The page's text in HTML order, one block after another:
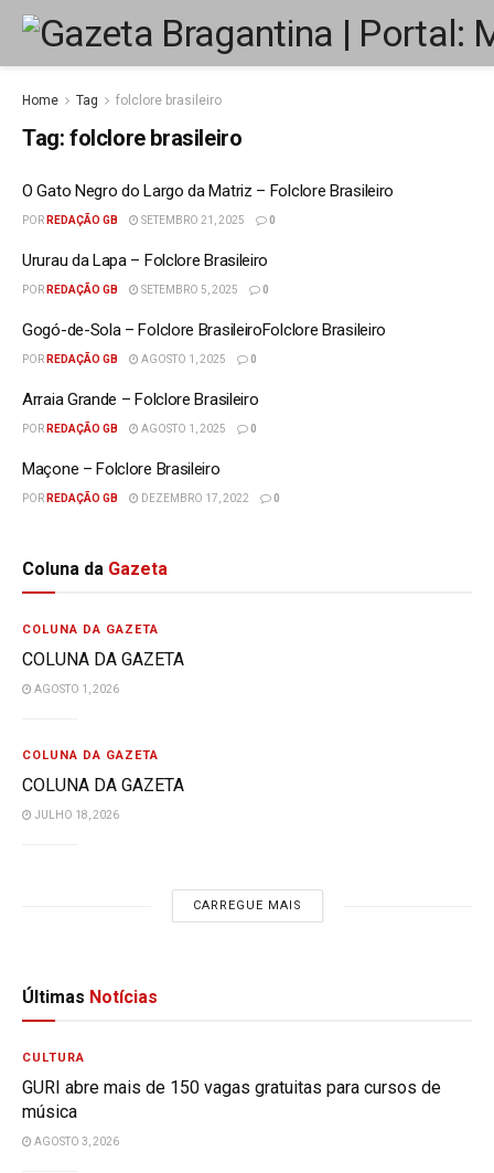
Home Tag folclore brasileiro
Tag: folclore brasileiro
O Gato Negro do Largo da Matriz – Folclore Brasileiro
POR REDAÇÃO GB SETEMBRO 21, 2025 0
Ururau da Lapa – Folclore Brasileiro
POR REDAÇÃO GB SETEMBRO 5, 2025 0
Gogó-de-Sola – Folclore BrasileiroFolclore Brasileiro
POR REDAÇÃO GB AGOSTO 1, 2025 0
Arraia Grande – Folclore Brasileiro
POR REDAÇÃO GB AGOSTO 1, 2025 0
Maçone – Folclore Brasileiro
POR REDAÇÃO GB DEZEMBRO 17, 2022 0
Coluna da Gazeta
COLUNA DA GAZETA
COLUNA DA GAZETA
AGOSTO 1, 2026
COLUNA DA GAZETA
COLUNA DA GAZETA
JULHO 18, 2026
CARREGUE MAIS
Últimas Notícias
CULTURA
GURI abre mais de 150 vagas gratuitas para cursos de
música
AGOSTO 3, 2026